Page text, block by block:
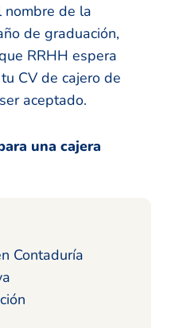
nombre de la
de graduación,
RRHH espera
CV de cajero de
aceptado.
una cajera
Contaduría